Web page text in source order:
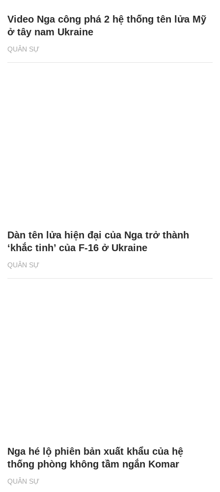
QUÂN SỰ
Video Nga công phá 2 hệ thống tên lửa Mỹ
ở tây nam Ukraine
QUÂN SỰ
Dàn tên lửa hiện đại của Nga trở thành
‘khắc tinh’ của F-16 ở Ukraine
QUÂN SỰ
Nga hé lộ phiên bản xuất khẩu của hệ
thống phòng không tầm ngắn Komar